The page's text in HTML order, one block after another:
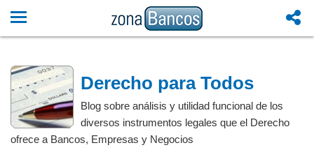
Derecho para Todos
Blog sobre análisis y utilidad funcional de los
diversos instrumentos legales que el Derecho
ofrece a Bancos, Empresas y Negocios